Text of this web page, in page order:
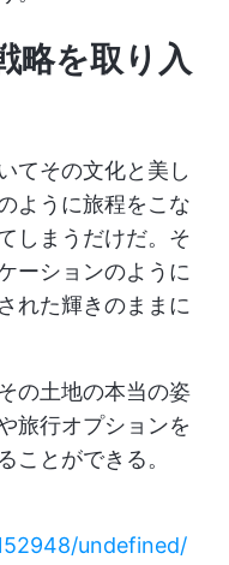
略を取り入
てその文化と美し
ように旅程をこな
しまうだけだ。そ
ーションのように
れた輝きのままに
の土地の本当の姿
旅行オプションを
ことができる。
undefined/